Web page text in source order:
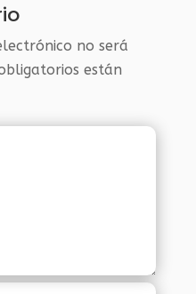
no será
están